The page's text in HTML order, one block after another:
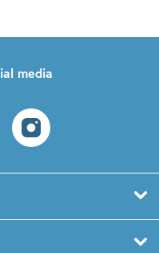
media